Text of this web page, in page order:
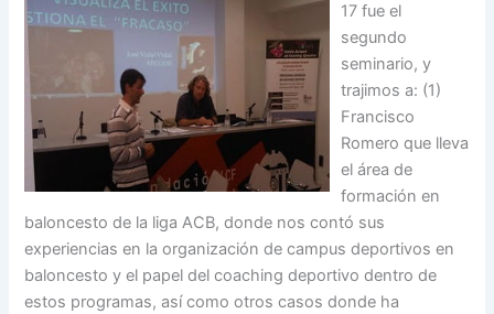
17 fue el
segundo
seminario, y
trajimos a: (1)
Francisco
Romero que lleva
el área de
formación en
baloncesto de la liga ACB, donde nos contó sus
experiencias en la organización de campus deportivos en
baloncesto y el papel del coaching deportivo dentro de
estos programas, así como otros casos donde ha